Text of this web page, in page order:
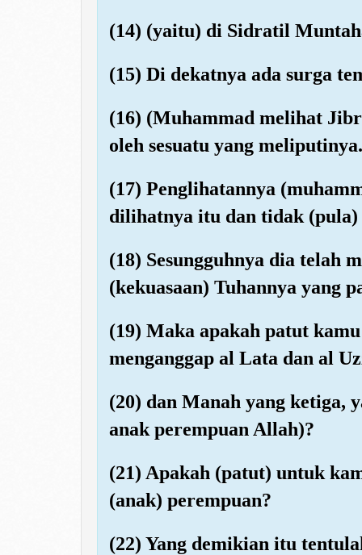
(14) (yaitu) di Sidratil
(15) Di dekatnya ada surga
(16) (Muhammad melihat
oleh sesuatu yang meliputinya.
(17) Penglihatannya
dilihatnya itu dan tidak (pula)
(18) Sesungguhnya dia telah
(kekuasaan) Tuhannya yang
(19) Maka apakah patut
menganggap al Lata dan al
(20) dan Manah yang ketiga,
anak perempuan Allah)?
(21) Apakah (patut) untuk
(anak) perempuan?
(22) Yang demikian itu